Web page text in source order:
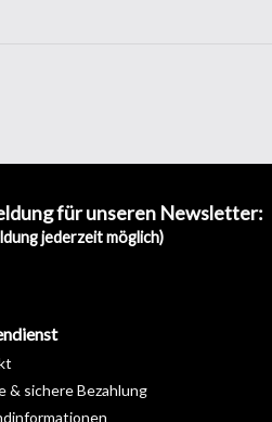
für unseren Newsletter:
jederzeit möglich)
& sichere Bezahlung